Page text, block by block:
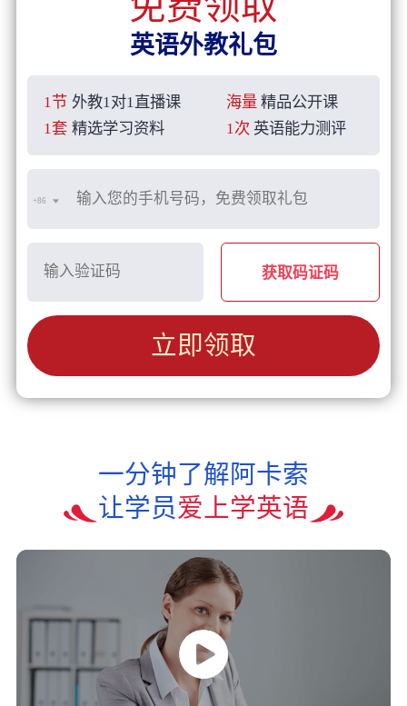
英语外教礼包
1节 外教1对1直播课 海量 精品公开课
1套 精选学习资料 1次 英语能力测评
+86
获取码证码
立即领取
一分钟了解阿卡索
让学员爱上学英语